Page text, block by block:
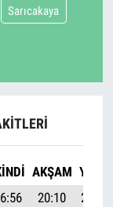
Sarıcakaya
AKŞAM YATSI
20:10
21:42